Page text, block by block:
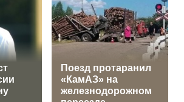
Поезд протаранил
«КамАЗ» на
железнодорожном